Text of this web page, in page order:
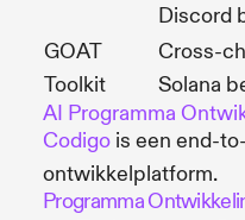
Discord
GOAT
Toolkit
Cross-
Solana
AI Programma
Codigo is een end-
ontwikkelplatform.
Programma